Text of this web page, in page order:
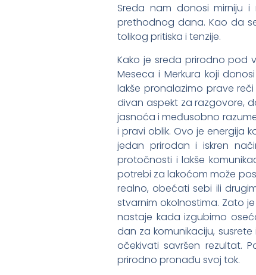
Sreda nam donosi mirniju i
prethodnog dana. Kao da
tolikog pritiska i tenzije.
Kako je sreda prirodno pod
Meseca i Merkura koji
lakše pronalazimo prave
divan aspekt za razgovore,
jasnoća i međusobno
i pravi oblik. Ovo je energija
jedan prirodan i iskren
protočnosti i lakše
potrebi za lakoćom može
realno, obećati sebi ili
stvarnim okolnostima. Zato
nastaje kada izgubimo
dan za komunikaciju,
očekivati savršen rezultat.
prirodno pronađu svoj tok.